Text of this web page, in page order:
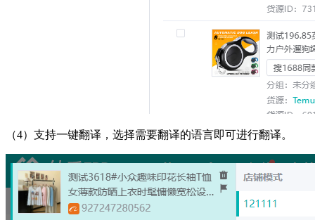
（4）支持一键翻译，选择需要翻译的语言即可进行翻译。